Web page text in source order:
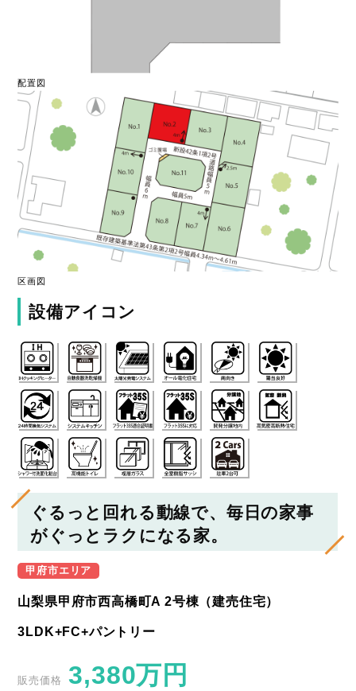
配置図
区画図
設備アイコン
ぐるっと回れる動線で、毎日の家事
がぐっとラクになる家。
甲府市エリア
山梨県甲府市西高橋町A 2号棟（建売住宅）
3LDK+FC+パントリー
販売価格 3,380万円